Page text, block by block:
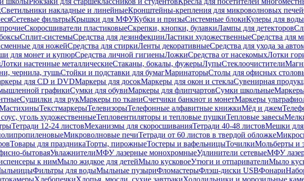
Светильники накладные и линейныеКронштейны-крепления для микроволновых печей
Сетевые фильтрыКрышки для МФУКубки и призыСистемные блокиКулеры для воды
Скоросшиватели пластиковыеСкрепки, кнопки, булавкиЛампы для детекторов
Сплит-системыСредства для дезинфекцииЛастики художественныеСредства для
для ножейСредства для стиркиЛенты декоративныеСредства для ухода за
для монет и купюрСредства личной гигиеныЛожкиСредства от насекомыхЛотки
Лотки настенные металлическиеСтаканы, бокалы, фужерыЛупыСтеклоочистители
чернила, тушьСтойки и подставки для бумагМаринаторыСтолы для офисных
для CD и DVDМаркеры для досокМаркеры для окон и стеклаСувенирная
графикиСумки для обувиМаркеры для флипчартовСумки школьные
Сушилки для рукМаркеры по тканиСчетчики банкнот и монетМаркеры
ТекстмаркерыТелевизорыТелефонные алфавитные книжкиМёд и джем
уголь художественныеТепловентиляторы и тепловые пушкиТепловые завесы
Тетради 12-24 листовМеханизмы для скоросшиванияТетради 40-48 листовМешки для
Микроволновые печиТетради от 60 листов в твердой обложке
Товары для праздникаТорты, пирожныеТостеры и вафельницыТочилкиМольберты и
бытоваяУвлажнителиМФУ лазерные монохромныеУдлинители сетевыеМФУ
к нимМыло жидкое для детейМыло кусковоеУтюги и отпаривателиМыло
Фильтры для водыМыльные пузыриФломастерыФлэш-диски USBФонари
ХлебопечкиХлопья, мюсли, сухие завтракиХолодильники и морозильные